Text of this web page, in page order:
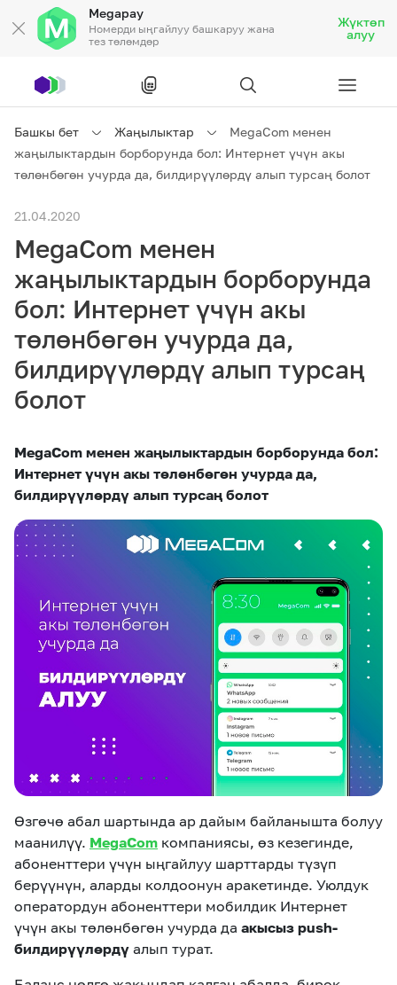
Megapay
Номерди ыңгайлуу башкаруу жана
тез төлөмдөр
Жүктөп
алуу
Жеке кардарларга
Жеке кардарларга
Ишкердик үчүн
Байланыш
Тарифтер Акциялар Роуминг
eSIM
Кызматтар
Кызматтар Көңүл ачуучу
Чалуулар жана
SMS
Номерди тандоо SIM жеткирүү
Компания
Биз жөнүндө Жаңылыктар
Өнөктөштөргө
Офис картасы
жана каптоо
MegaTV MegaPay
Башкы бет Жаңылыктар
MegaCom менен
жаңылыктардын борборунда бол: Интернет үчүн акы
төлөнбөгөн учурда да, билдирүүлөрдү алып турсаң болот
21.04.2020
MegaCom менен
жаңылыктардын борборунда
бол: Интернет үчүн акы
төлөнбөгөн учурда да,
билдирүүлөрдү алып турсаң
болот
MegaCom менен жаңылыктардын борборунда бол:
Интернет үчүн акы төлөнбөгөн учурда да,
билдирүүлөрдү алып турсаң болот
Өзгөчө абал шартында ар дайым байланышта болуу
маанилүү. MegaCom компаниясы, өз кезегинде,
абоненттери үчүн ыңгайлуу шарттарды түзүп
берүүнүн, аларды колдоонун аракетинде. Уюлдук
оператордун абоненттери мобилдик Интернет
үчүн акы төлөнбөгөн учурда да акысыз push-
билдирүүлөрдү алып турат.